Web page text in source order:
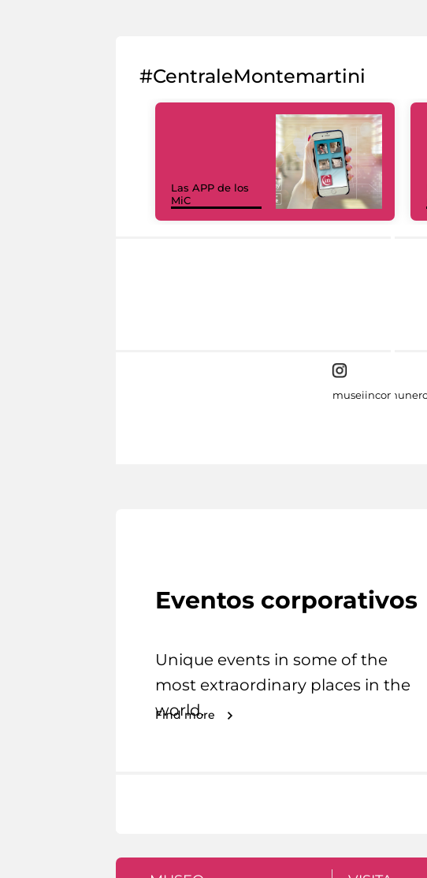
#CentraleMontemartini
Las APP de los
MiC
Eventos corporativos
Unique events in some of the
most extraordinary places in the
world.
Find more